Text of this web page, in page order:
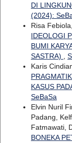
DI
(2024):
Risa
IDEOLOGI
BUMI
SASTRA)
Karis
KASUS
SeBaSa
Elvin Nuril
Padang,
Fatmawati,
BONEKA